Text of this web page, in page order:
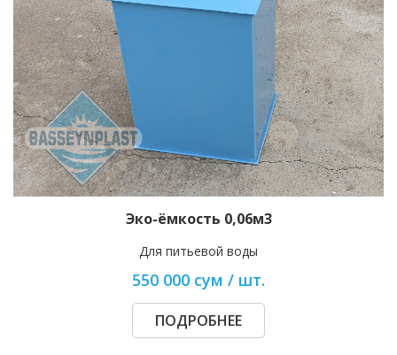
Эко-ёмкость 0,06м3
Для питьевой воды
550 000 сум / шт.
ПОДРОБНЕЕ